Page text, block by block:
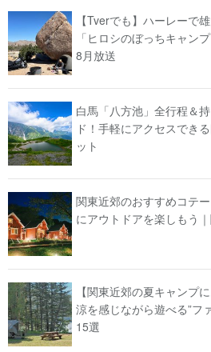
【Tverでも】ハーレーで
「ヒロシのぼっちキャン
8月放送
白馬「八方池」全行程＆
ド！手軽にアクセスでき
ット
関東近郊のおすすめコテ
にアウトドアを楽しもう
【関東近郊の夏キャンプ
涼を感じながら遊べる”フ
15選